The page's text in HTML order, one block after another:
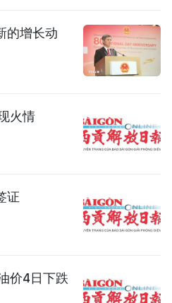
增长动
火情
证
价4日下跌